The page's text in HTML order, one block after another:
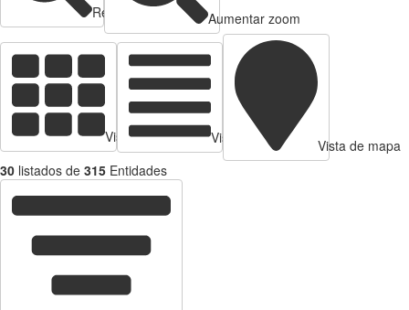
Reducir zoom Aumentar zoom
Vista de tarjetas Vista de Tabla
Vista de mapa
30 listados de 315 Entidades